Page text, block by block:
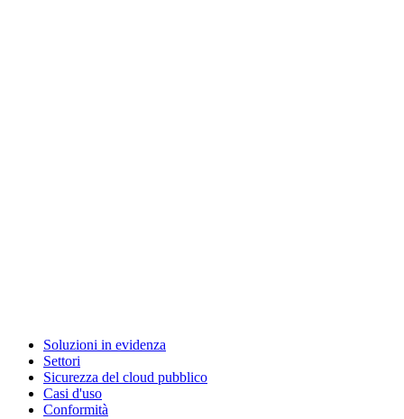
Soluzioni in evidenza
Settori
Sicurezza del cloud pubblico
Casi d'uso
Conformità